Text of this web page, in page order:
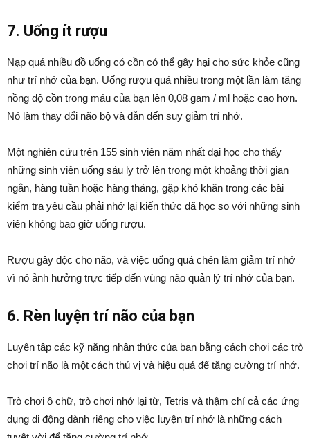
7. Uống ít rượu
Nạp quá nhiều đồ uống có cồn có thể gây hại cho sức khỏe cũng
như trí nhớ của bạn. Uống rượu quá nhiều trong một lần làm tăng
nồng độ cồn trong máu của bạn lên 0,08 gam / ml hoặc cao hơn.
Nó làm thay đổi não bộ và dẫn đến suy giảm trí nhớ.
Một nghiên cứu trên 155 sinh viên năm nhất đại học cho thấy
những sinh viên uống sáu ly trở lên trong một khoảng thời gian
ngắn, hàng tuần hoặc hàng tháng, gặp khó khăn trong các bài
kiểm tra yêu cầu phải nhớ lại kiến thức đã học so với những sinh
viên không bao giờ uống rượu.
Rượu gây độc cho não, và việc uống quá chén làm giảm trí nhớ
vì nó ảnh hưởng trực tiếp đến vùng não quản lý trí nhớ của bạn.
6. Rèn luyện trí não của bạn
Luyện tập các kỹ năng nhận thức của bạn bằng cách chơi các trò
chơi trí não là một cách thú vị và hiệu quả để tăng cường trí nhớ.
Trò chơi ô chữ, trò chơi nhớ lại từ, Tetris và thậm chí cả các ứng
dụng di động dành riêng cho việc luyện trí nhớ là những cách